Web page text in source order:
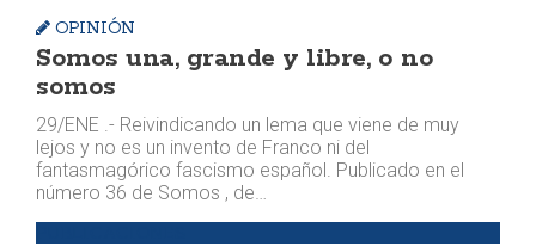
OPINIÓN
Somos una, grande y libre, o no
somos
29/ENE .- Reivindicando un lema que viene de muy
lejos y no es un invento de Franco ni del
fantasmagórico fascismo español. Publicado en el
número 36 de Somos , de…